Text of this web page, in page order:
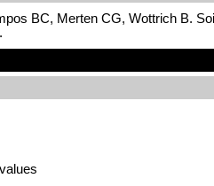
BC, Merten CG, Wottrich B.